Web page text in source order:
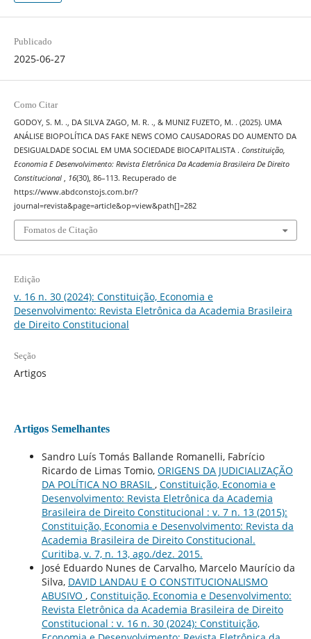
Publicado
2025-06-27
Como Citar
GODOY, S. M. ., DA SILVA ZAGO, M. R. ., & MUNIZ FUZETO, M. . (2025). UMA
ANÁLISE BIOPOLÍTICA DAS FAKE NEWS COMO CAUSADORAS DO AUMENTO DA
DESIGUALDADE SOCIAL EM UMA SOCIEDADE BIOCAPITALISTA . Constituição,
Economia E Desenvolvimento: Revista Eletrônica Da Academia Brasileira De Direito
Constitucional
16(30), 86–113. Recuperado de
https://www.abdconstojs.com.br/?
journal=revista&page=article&op=view&path[]=282
Fomatos de Citação
Edição
v. 16 n. 30 (2024): Constituição, Economia e
Desenvolvimento: Revista Eletrônica da Academia Brasileira
de Direito Constitucional
Seção
Artigos
Artigos Semelhantes
Sandro Luís Tomás Ballande Romanelli, Fabrício
Ricardo de Limas Tomio, ORIGENS DA JUDICIALIZAÇÃO
DA POLÍTICA NO BRASIL , Constituição, Economia e
Desenvolvimento: Revista Eletrônica da Academia
Brasileira de Direito Constitucional : v. 7 n. 13 (2015):
Constituição, Economia e Desenvolvimento: Revista da
Academia Brasileira de Direito Constitucional.
Curitiba, v. 7, n. 13, ago./dez. 2015.
José Eduardo Nunes de Carvalho, Marcelo Maurício da
Silva, DAVID LANDAU E O CONSTITUCIONALISMO
ABUSIVO , Constituição, Economia e Desenvolvimento:
Revista Eletrônica da Academia Brasileira de Direito
Constitucional : v. 16 n. 30 (2024): Constituição,